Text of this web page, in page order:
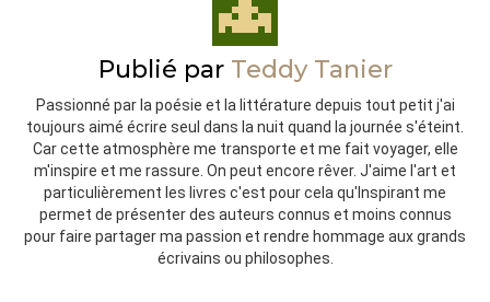
Publié par Teddy Tanier
Passionné par la poésie et la littérature depuis tout petit j'ai
toujours aimé écrire seul dans la nuit quand la journée s'éteint.
Car cette atmosphère me transporte et me fait voyager, elle
m'inspire et me rassure. On peut encore rêver. J'aime l'art et
particulièrement les livres c'est pour cela qu'Inspirant me
permet de présenter des auteurs connus et moins connus
pour faire partager ma passion et rendre hommage aux grands
écrivains ou philosophes.